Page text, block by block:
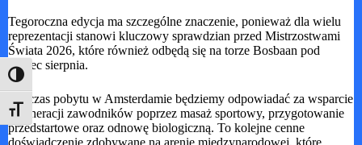
Toggle High Contrast
Toggle Font size
Tegoroczna edycja ma szczególne znaczenie, ponieważ dla wielu
reprezentacji stanowi kluczowy sprawdzian przed Mistrzostwami
Świata 2026, które również odbędą się na torze Bosbaan pod
koniec sierpnia.
Podczas pobytu w Amsterdamie będziemy odpowiadać za wsparcie
regeneracji zawodników poprzez masaż sportowy, przygotowanie
przedstartowe oraz odnowę biologiczną. To kolejne cenne
doświadczenie zdobywane na arenie międzynarodowej, które